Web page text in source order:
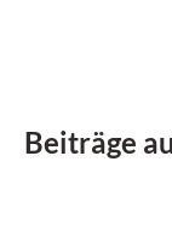
Beiträge